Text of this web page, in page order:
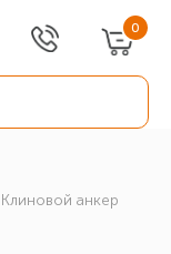
0
Клиновой анкер